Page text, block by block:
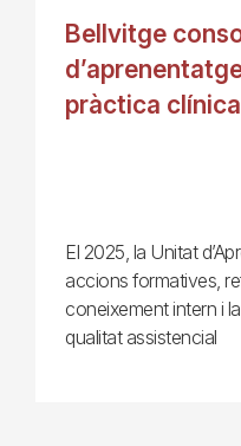
Bellvitge
pràctica clínica
El 2025, la Unitat
accions formatives,
coneixement intern i
qualitat assistencial